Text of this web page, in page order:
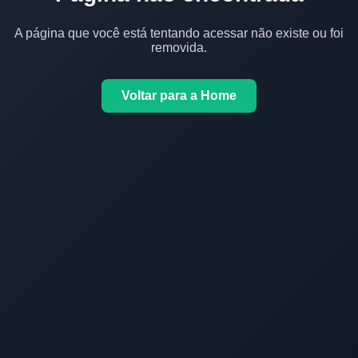
A página que você está tentando acessar não existe ou foi
removida.
Voltar para a Home